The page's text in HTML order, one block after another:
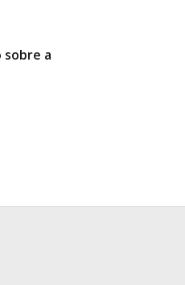
sobre a